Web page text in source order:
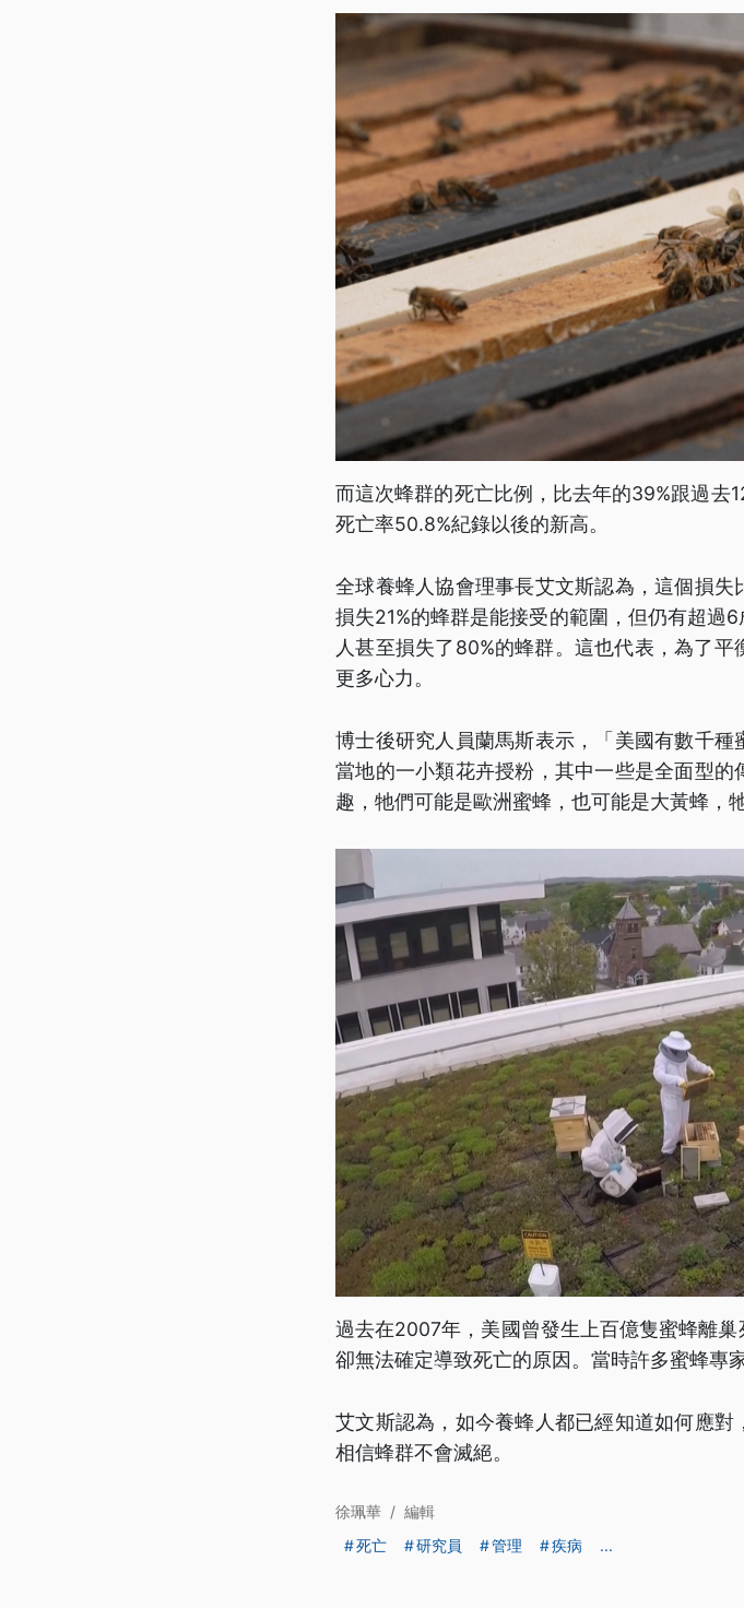
而這次蜂群的死亡比例，比去年的39%跟過
死亡率50.8%紀錄以後的新高。
全球養蜂人協會理事長艾文斯認為，這個損
損失21%的蜂群是能接受的範圍，但仍有超過
人甚至損失了80%的蜂群。這也代表，為了
更多心力。
博士後研究人員蘭馬斯表示，「美國有數千
當地的一小類花卉授粉，其中一些是全面型
趣，牠們可能是歐洲蜜蜂，也可能是大黃蜂，
過去在2007年，美國曾發生上百億隻蜜蜂離
卻無法確定導致死亡的原因。當時許多蜜蜂專
艾文斯認為，如今養蜂人都已經知道如何應
相信蜂群不會滅絕。
徐珮華 / 編輯
死亡
研究員 管理 疾病 ...